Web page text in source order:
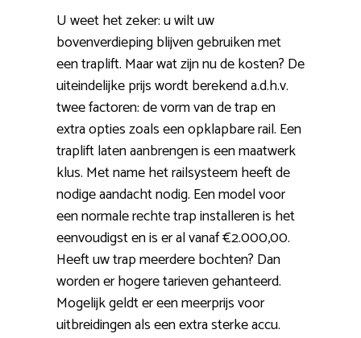
U weet het zeker: u wilt uw
bovenverdieping blijven gebruiken met
een traplift. Maar wat zijn nu de kosten? De
uiteindelijke prijs wordt berekend a.d.h.v.
twee factoren: de vorm van de trap en
extra opties zoals een opklapbare rail. Een
traplift laten aanbrengen is een maatwerk
klus. Met name het railsysteem heeft de
nodige aandacht nodig. Een model voor
een normale rechte trap installeren is het
eenvoudigst en is er al vanaf €2.000,00.
Heeft uw trap meerdere bochten? Dan
worden er hogere tarieven gehanteerd.
Mogelijk geldt er een meerprijs voor
uitbreidingen als een extra sterke accu.